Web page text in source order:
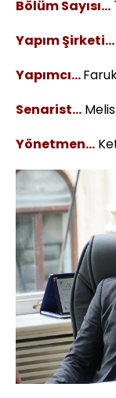
Bölüm Sayısı...
Yapım Şirketi…
Yapımcı…
Senarist…
Yönetmen…